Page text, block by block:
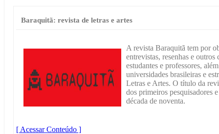
Baraquitã: revista de letras e artes
A revista Baraquitã tem por
entrevistas, resenhas e
estudantes e professores,
universidades brasileiras e
Letras e Artes. O título da
dos primeiros pesquisadores
década de noventa.
[ Acessar Conteúdo ]